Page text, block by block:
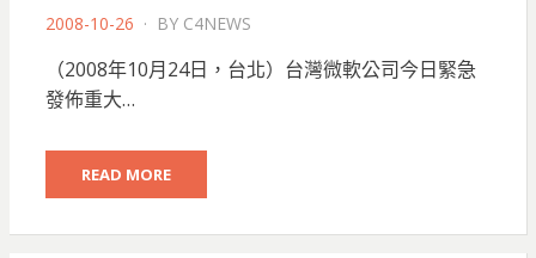
POSTED
2008-10-26 BY C4NEWS
（2008年10月24日，台北）台灣微軟公司今日緊急
發佈重大…
READ MORE